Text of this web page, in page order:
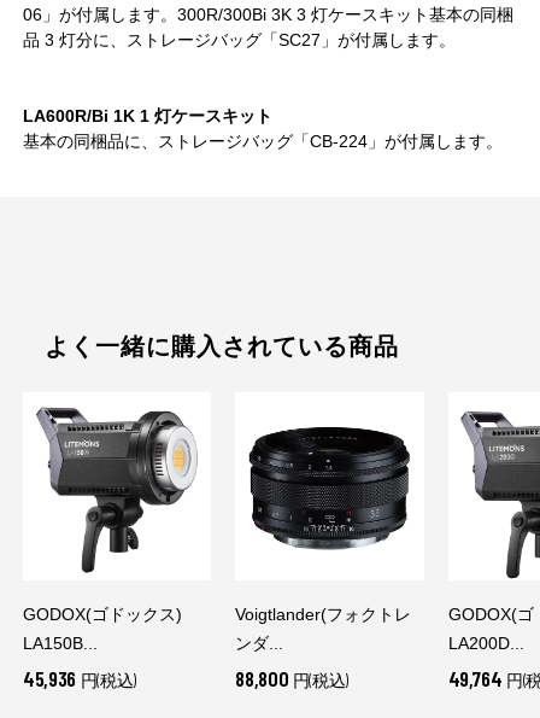
06」が付属します。300R/300Bi 3K 3 灯ケースキット基本の同梱
品 3 灯分に、ストレージバッグ「SC27」が付属します。
LA600R/Bi 1K 1 灯ケースキット
基本の同梱品に、ストレージバッグ「CB-224」が付属します。
よく一緒に購入されている商品
GODOX(ゴドックス)
LA150B...
45,936 円(税込)
Voigtlander(フォクトレ
ンダ...
88,800 円(税込)
GODOX(ゴ
LA200D...
49,764 円(